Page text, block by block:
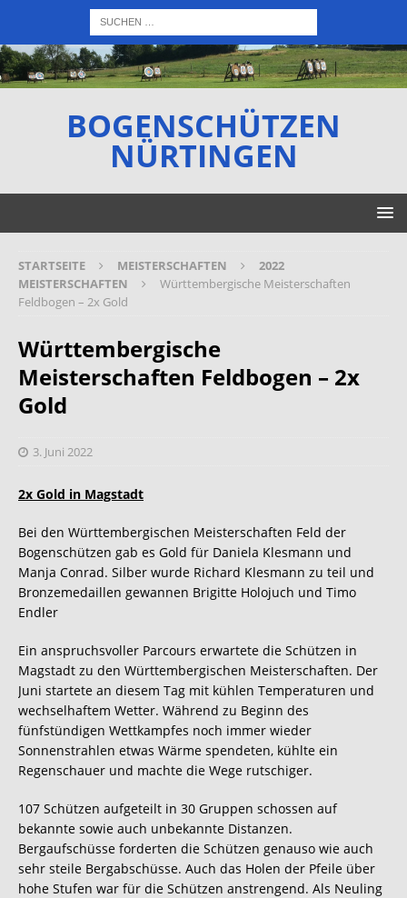
BOGENSCHÜTZEN
NÜRTINGEN
STARTSEITE MEISTERSCHAFTEN
2022
MEISTERSCHAFTEN
Württembergische Meisterschaften
Feldbogen – 2x Gold
Württembergische
Meisterschaften Feldbogen – 2x
Gold
3. Juni 2022
2x Gold in Magstadt
Bei den Württembergischen Meisterschaften Feld der
Bogenschützen gab es Gold für Daniela Klesmann und
Manja Conrad. Silber wurde Richard Klesmann zu teil und
Bronzemedaillen gewannen Brigitte Holojuch und Timo
Endler
Ein anspruchsvoller Parcours erwartete die Schützen in
Magstadt zu den Württembergischen Meisterschaften. Der
Juni startete an diesem Tag mit kühlen Temperaturen und
wechselhaftem Wetter. Während zu Beginn des
fünfstündigen Wettkampfes noch immer wieder
Sonnenstrahlen etwas Wärme spendeten, kühlte ein
Regenschauer und machte die Wege rutschiger.
107 Schützen aufgeteilt in 30 Gruppen schossen auf
bekannte sowie auch unbekannte Distanzen.
Bergaufschüsse forderten die Schützen genauso wie auch
sehr steile Bergabschüsse. Auch das Holen der Pfeile über
hohe Stufen war für die Schützen anstrengend. Als Neuling